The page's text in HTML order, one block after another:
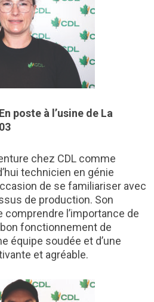
poste à l’usine de La
chez CDL comme
technicien en génie
de se familiariser avec
de production. Son
comprendre l’importance de
fonctionnement de
équipe soudée et d’une
et agréable.